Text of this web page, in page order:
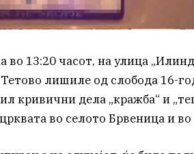
во 13:20 часот, на улица
лишиле од слобода 16-
кривични дела „кражба“ и
во селото Брвеница и